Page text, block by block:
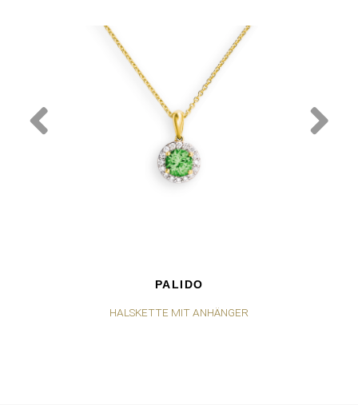
PALIDO
HALSKETTE MIT ANHÄNGER